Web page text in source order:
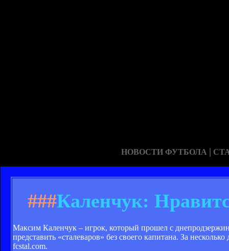
НОВОСТИ ФУТБОЛА |
###Каленчук:
Максим Каленчук – игрок, который прошел с
представить «сталеваров» без своего капитана. За
fcstal.com.